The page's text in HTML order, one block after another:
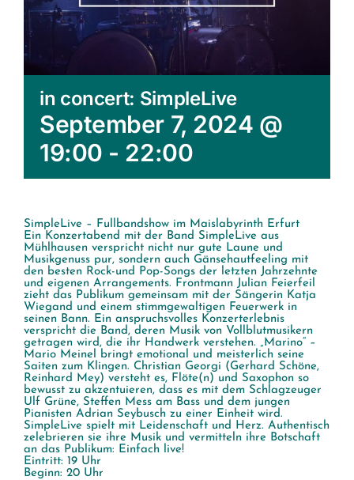
in concert: SimpleLive
September 7, 2024 @
19:00 - 22:00
SimpleLive – Fullbandshow im Maislabyrinth Erfurt
Ein Konzertabend mit der Band SimpleLive aus
Mühlhausen verspricht nicht nur gute Laune und
Musikgenuss pur, sondern auch Gänsehautfeeling mit
den besten Rock-und Pop-Songs der letzten Jahrzehnte
und eigenen Arrangements. Frontmann Julian Feierfeil
zieht das Publikum gemeinsam mit der Sängerin Katja
Wiegand und einem stimmgewaltigen Feuerwerk in
seinen Bann. Ein anspruchsvolles Konzerterlebnis
verspricht die Band, deren Musik von Vollblutmusikern
getragen wird, die ihr Handwerk verstehen. „Marino“ –
Mario Meinel bringt emotional und meisterlich seine
Saiten zum Klingen. Christian Georgi (Gerhard Schöne,
Reinhard Mey) versteht es, Flöte(n) und Saxophon so
bewusst zu akzentuieren, dass es mit dem Schlagzeuger
Ulf Grüne, Steffen Mess am Bass und dem jungen
Pianisten Adrian Seybusch zu einer Einheit wird.
SimpleLive spielt mit Leidenschaft und Herz. Authentisch
zelebrieren sie ihre Musik und vermitteln ihre Botschaft
an das Publikum: Einfach live!
Eintritt: 19 Uhr
Beginn: 20 Uhr